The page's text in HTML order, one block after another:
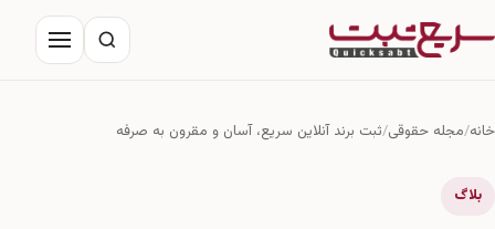
خانه
مجله حقوقی
خانه مجله حقوقی ثبت برند آنلاین سریع، آسان و مقرون به صرفه
بلاگ